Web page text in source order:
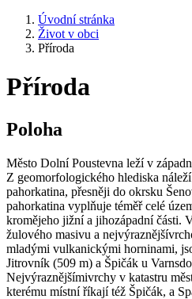
Úvodní stránka
Život v obci
Příroda
Příroda
Poloha
Město Dolní Poustevna leží v
Z geomorfologického hlediska
pahorkatina, přesněji do okrsku
pahorkatina vyplňuje téměř celé
kromějeho jižní a jihozápadní části.
žulového masivu a
mladými vulkanickými horninami,
Jitrovník (509 m) a Špičák u
Nejvýraznějšímivrchy v katastru
kterému místní říkají též Špičák, a